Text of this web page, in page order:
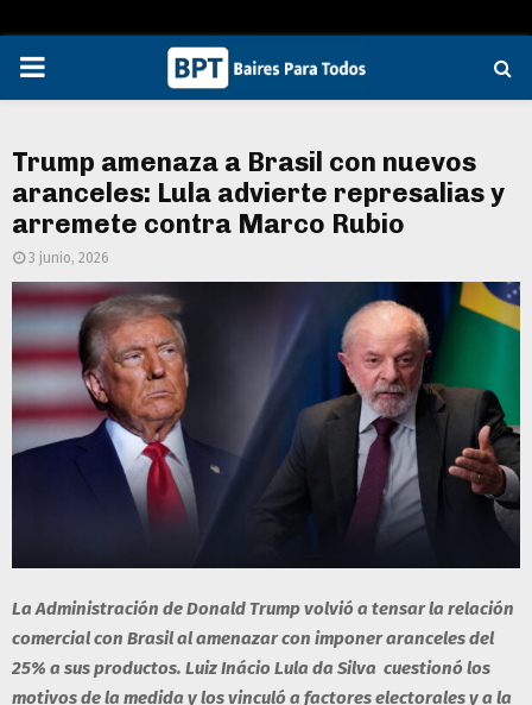
PRIMARY
Trump amenaza a Brasil con nuevos
aranceles: Lula advierte represalias y
arremete contra Marco Rubio
3 junio, 2026
La Administración de Donald Trump volvió a tensar la relación
comercial con Brasil al amenazar con imponer aranceles del
25% a sus productos. Luiz Inácio Lula da Silva cuestionó los
motivos de la medida y los vinculó a factores electorales y a la